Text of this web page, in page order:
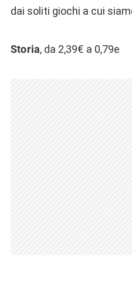
dai soliti giochi a cui
Storia, da 2,39€ a 0,79e